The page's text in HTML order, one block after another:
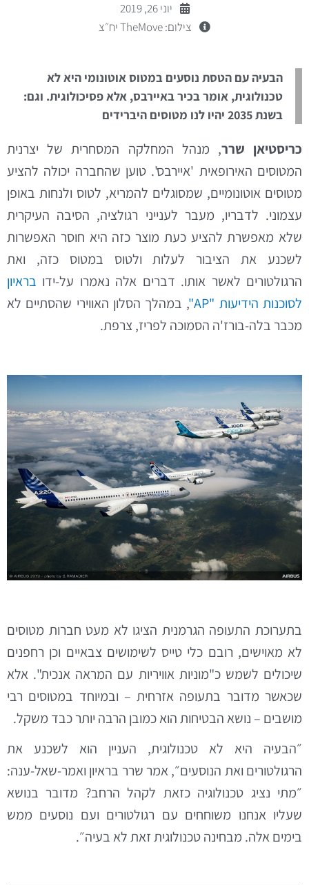
יוני 26, 2019
צילום: TheMove יח״צ
הבעיה עם הטסת נוסעים במטוס אוטונומי היא לא
טכנולוגית, אומר בכיר באיירבס, אלא פסיכולוגית. וגם:
בשנת 2035 יהיו לנו מטוסים היברידים
כריסטיאן שרר, מנהל המחלקה המסחרית של יצרנית
המטוסים האירופאית 'איירבס'. טוען שהחברה יכולה להציע
מטוסים אוטונומיים, שמסוגלים להמריא, לטוס ולנחות באופן
עצמוני. לדבריו, מעבר לענייני רגולציה, הסיבה העיקרית
שלא מאפשרת להציע כעת מוצר כזה היא חוסר האפשרות
לשכנע את הציבור לעלות ולטוס במטוס כזה, ואת
הרגולטורים לאשר אותו. דברים אלה נאמרו על-ידו בראיון
לסוכנות הידיעות "AP"
, במהלך הסלון האווירי שהסתיים לא
מכבר בלה-בורז'ה הסמוכה לפריז, צרפת.
בתערוכת התעופה הגרמנית הציגו לא מעט חברות מטוסים
לא מאוישים, רובם כלי טייס לשימושים צבאיים וכן רחפנים
שיכולים לשמש כ"מוניות אוויריות עם המראה אנכית". אלא
שכאשר מדובר בתעופה אזרחית – ובמיוחד במטוסים רבי
מושבים – נושא הבטיחות הוא כמובן הרבה יותר כבד משקל.
״הבעיה היא לא טכנולוגית, העניין הוא לשכנע את
הרגולטורים ואת הנוסעים״, אמר שרר בראיון ואמר-שאל-ענה:
״מתי נציג טכנולוגיה כזאת לקהל הרחב? מדובר בנושא
שעליו אנחנו משוחחים עם רגולטורים ועם נוסעים ממש
בימים אלה. מבחינה טכנולוגית זאת לא בעיה״.